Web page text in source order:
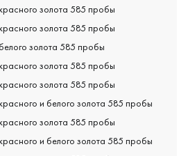
золота 585 пробы
золота 585 пробы
золота 585 пробы
золота 585 пробы
золота 585 пробы
и белого золота 585 пробы
золота 585 пробы
и белого золота 585 пробы